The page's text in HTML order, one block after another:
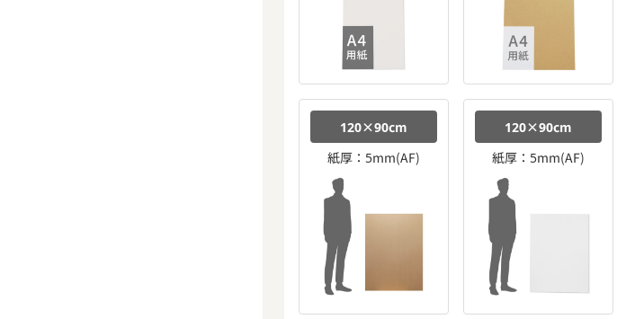
120×90cm
紙厚：5mm(AF)
120×90cm
紙厚：5mm(AF)